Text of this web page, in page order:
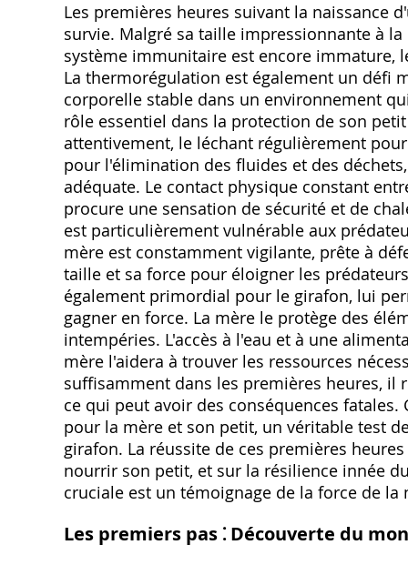
Les premières heures suivant la naissance
survie. Malgré sa taille impressionnante à
système immunitaire est encore immature,
La thermorégulation est également un défi
corporelle stable dans un environnement
rôle essentiel dans la protection de son
attentivement, le léchant régulièrement
pour l'élimination des fluides et des
adéquate. Le contact physique constant
procure une sensation de sécurité et de
est particulièrement vulnérable aux
mère est constamment vigilante, prête à
taille et sa force pour éloigner les
également primordial pour le girafon, lui
gagner en force. La mère le protège des
intempéries. L'accès à l'eau et à une
mère l'aidera à trouver les ressources
suffisamment dans les premières heures,
ce qui peut avoir des conséquences
pour la mère et son petit, un véritable test
girafon. La réussite de ces premières
nourrir son petit, et sur la résilience innée
cruciale est un témoignage de la force de
Les premiers pas ⁚ Découverte du